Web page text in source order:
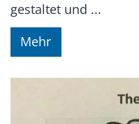
gestaltet und ...
Mehr